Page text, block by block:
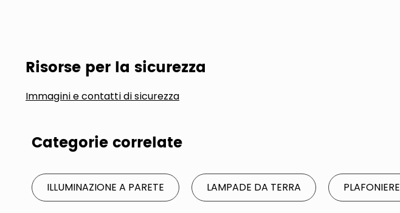
Risorse per la sicurezza
Immagini e contatti di sicurezza
Categorie correlate
ILLUMINAZIONE A PARETE LAMPADE DA TERRA PLAFONIERE